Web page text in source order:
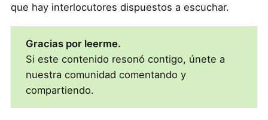
que hay interlocutores dispuestos a escuchar.
Gracias por leerme.
Si este contenido resonó contigo, únete a
nuestra comunidad comentando y
compartiendo.